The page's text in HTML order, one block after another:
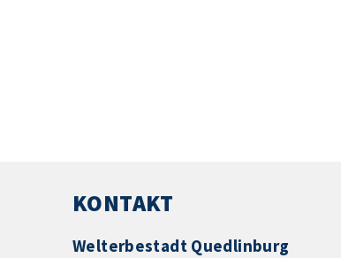
KONTAKT
Welterbestadt Quedlinburg